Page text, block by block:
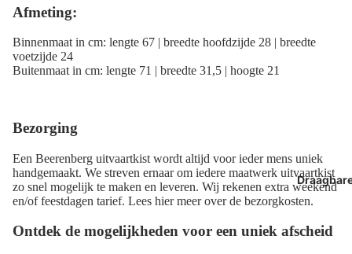
Afmeting:
Binnenmaat in cm: lengte 67 | breedte hoofdzijde 28 | breedte
voetzijde 24
Buitenmaat in cm: lengte 71 | breedte 31,5 | hoogte 21
Bezorging
Een Beerenberg uitvaartkist wordt altijd voor ieder mens uniek
handgemaakt. We streven ernaar om iedere maatwerk uitvaartkist
zo snel mogelijk te maken en leveren. Wij rekenen extra weekend
en/of feestdagen tarief. Lees hier meer over de bezorgkosten.
Ontdek de mogelijkheden voor een uniek afscheid